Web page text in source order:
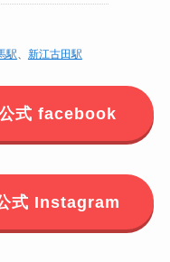
駅、 新江古田駅
式 facebook
式 Instagram